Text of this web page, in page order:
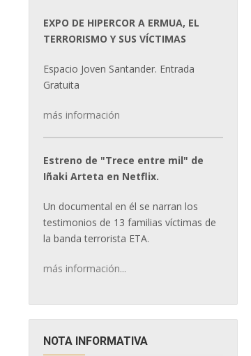
EXPO DE HIPERCOR A ERMUA, EL
TERRORISMO Y SUS VÍCTIMAS
Espacio Joven Santander. Entrada
Gratuita
más información
Estreno de "Trece entre mil" de
Iñaki Arteta en Netflix.
Un documental en él se narran los
testimonios de 13 familias víctimas de
la banda terrorista ETA.
más información...
NOTA INFORMATIVA